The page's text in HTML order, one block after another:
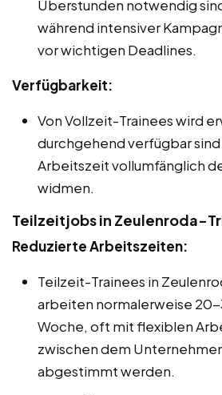
Überstunden notwendig
während intensiver
vor wichtigen Deadlines.
Verfügbarkeit:
Von Vollzeit-Trainees wird
durchgehend verfügbar sind
Arbeitszeit vollumfänglich
widmen.
Teilzeitjobs in Zeulenroda-
Reduzierte Arbeitszeiten:
Teilzeit-Trainees in
arbeiten normalerweise
Woche, oft mit flexiblen
zwischen dem
abgestimmt werden.